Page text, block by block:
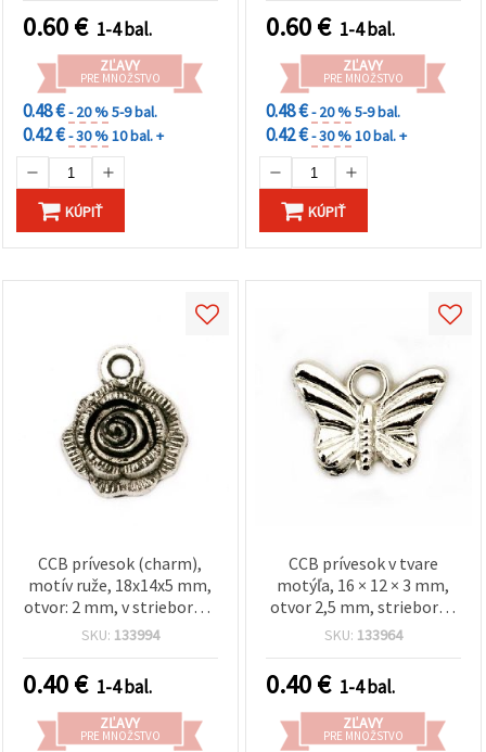
0.60€ 1-4 bal.
ZĽAVY
PRE MNOŽSTVO
0.48 €- 20 %5-9 bal.
0.42 €- 30 %10 bal. +
KÚPIŤ
0.60€ 1-4 bal.
ZĽAVY
PRE MNOŽSTVO
0.48 €- 20 %5-9 bal.
0.42 €- 30 %10 bal. +
KÚPIŤ
CCB prívesok (charm),
motív ruže, 18x14x5 mm,
otvor: 2 mm, v striebornej
farbe - 20 ks
SKU: 133994
0.40€ 1-4 bal.
ZĽAVY
PRE MNOŽSTVO
CCB prívesok v tvare
motýľa, 16 × 12 × 3 mm,
otvor 2,5 mm, strieborné
prevedenie – 20 ks
SKU: 133964
0.40€ 1-4 bal.
ZĽAVY
PRE MNOŽSTVO